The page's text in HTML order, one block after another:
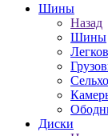
Шины
Назад
Шины
Диски